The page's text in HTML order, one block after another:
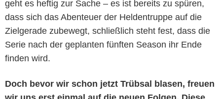
geht es heftig zur Sache – es ist bereits zu spüren,
dass sich das Abenteuer der Heldentruppe auf die
Zielgerade zubewegt, schließlich steht fest, dass die
Serie nach der geplanten fünften Season ihr Ende
finden wird.
Doch bevor wir schon jetzt Trübsal blasen, freuen